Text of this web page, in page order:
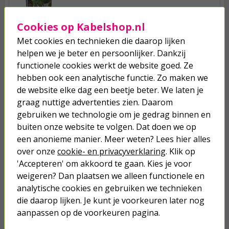
Je verwacht het niet
Cactussen en vetplanten potgrond |
DCM | 10 liter (Bio-label)
6,45
Perliet | DCM | 10 liter
9,50
Cookies op Kabelshop.nl
Met cookies en technieken die daarop lijken
helpen we je beter en persoonlijker. Dankzij
functionele cookies werkt de website goed. Ze
hebben ook een analytische functie. Zo maken we
de website elke dag een beetje beter. We laten je
graag nuttige advertenties zien. Daarom
gebruiken we technologie om je gedrag binnen en
buiten onze website te volgen. Dat doen we op
een anonieme manier. Meer weten? Lees hier alles
over onze cookie- en privacyverklaring. Klik op
'Accepteren' om akkoord te gaan. Kies je voor
weigeren? Dan plaatsen we alleen functionele en
analytische cookies en gebruiken we technieken
die daarop lijken. Je kunt je voorkeuren later nog
aanpassen op de voorkeuren pagina.